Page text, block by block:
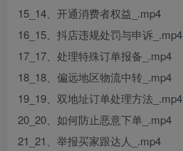
15_14、开通消费者权益_.mp4
16_15、抖店违规处罚与申诉_.mp4
17_17、处理特殊订单报备_.mp4
18_18、偏远地区物流中转_.mp4
19_19、双地址订单处理方法_.mp4
20_20、如何防止恶意下单_.mp4
21_21、举报买家跟达人_.mp4